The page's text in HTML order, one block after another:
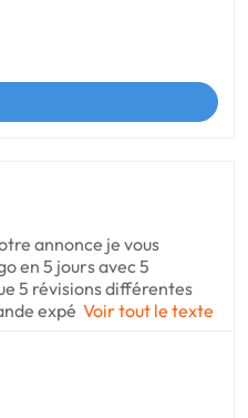
annonce je vous
en 5 jours avec 5
5 révisions différentes
expé Voir tout le texte